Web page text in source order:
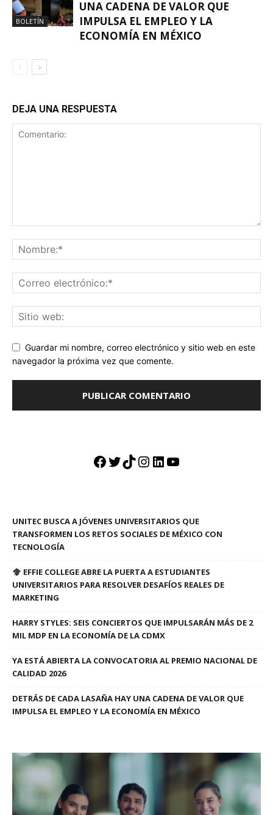
BOLETÍN
UNA CADENA DE VALOR QUE
IMPULSA EL EMPLEO Y LA
ECONOMÍA EN MÉXICO
DEJA UNA RESPUESTA
Guardar mi nombre, correo electrónico y sitio web en este
navegador la próxima vez que comente.
Facebook
Twitter
TikTok
Instagram
LinkedIn
YouTube
UNITEC BUSCA A JÓVENES UNIVERSITARIOS QUE
TRANSFORMEN LOS RETOS SOCIALES DE MÉXICO CON
TECNOLOGÍA
EFFIE COLLEGE ABRE LA PUERTA A ESTUDIANTES
UNIVERSITARIOS PARA RESOLVER DESAFÍOS REALES DE
MARKETING
HARRY STYLES: SEIS CONCIERTOS QUE IMPULSARÁN MÁS DE 2
MIL MDP EN LA ECONOMÍA DE LA CDMX
YA ESTÁ ABIERTA LA CONVOCATORIA AL PREMIO NACIONAL DE
CALIDAD 2026
DETRÁS DE CADA LASAÑA HAY UNA CADENA DE VALOR QUE
IMPULSA EL EMPLEO Y LA ECONOMÍA EN MÉXICO